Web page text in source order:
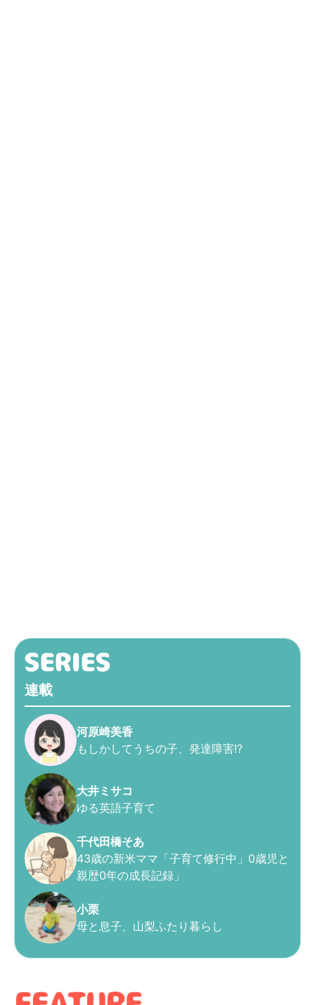
連載
河原崎美香
もしかしてうちの子、発達障害!?
大井ミサコ
ゆる英語子育て
千代田橋そあ
43歳の新米ママ「子育て修行中」0歳児と
親歴0年の成長記録」
小栗
母と息子、山梨ふたり暮らし